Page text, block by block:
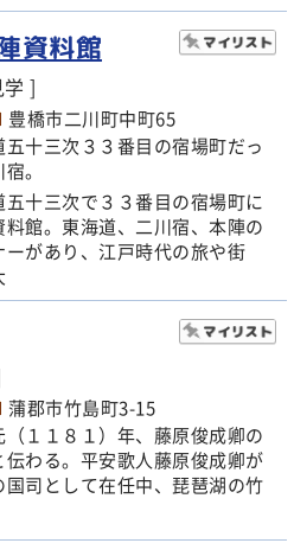
資料館
学 ]
豊橋市二川町中町65
五十三次３３番目の宿場町だっ
。
五十三次で３３番目の宿場町に
料館。東海道、二川宿、本陣の
ーがあり、江戸時代の旅や街
蒲郡市竹島町3-15
（１１８１）年、藤原俊成卿の
伝わる。平安歌人藤原俊成卿が
国司として在任中、琵琶湖の竹